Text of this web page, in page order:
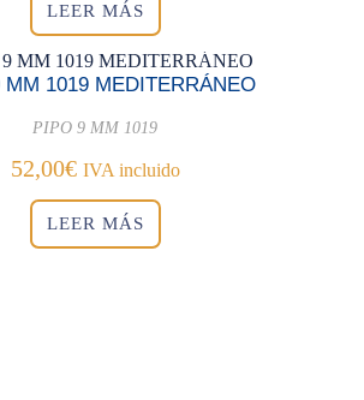
LEER MÁS
MM 1019 MEDITERRÁNEO
PIPO 9 MM 1019
52,00€ IVA incluido
LEER MÁS